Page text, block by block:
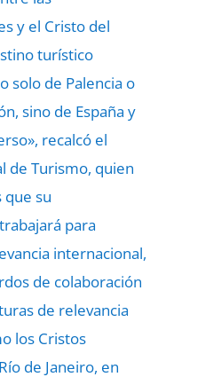
y el Cristo del
turístico
solo de Palencia o
sino de España y
recalcó el
de Turismo, quien
que su
para
internacional,
de colaboración
de relevancia
los Cristos
de Janeiro, en